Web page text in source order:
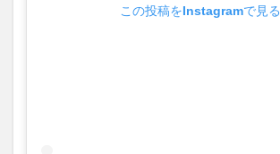
この投稿をInstagramで見る